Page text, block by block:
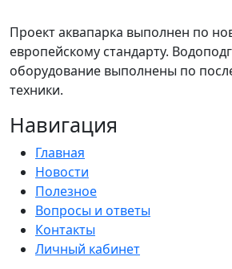
Проект аквапарка выполнен по
европейскому стандарту.
оборудование выполнены по
техники.
Навигация
Главная
Новости
Полезное
Вопросы и ответы
Контакты
Личный кабинет